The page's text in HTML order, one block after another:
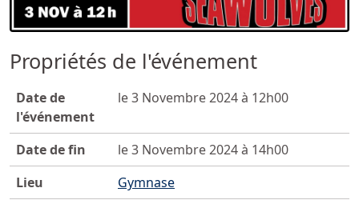
Propriétés de l'événement
Date de
l'événement
le 3 Novembre 2024 à 12h00
Date de fin
le 3 Novembre 2024 à 14h00
Lieu
Gymnase